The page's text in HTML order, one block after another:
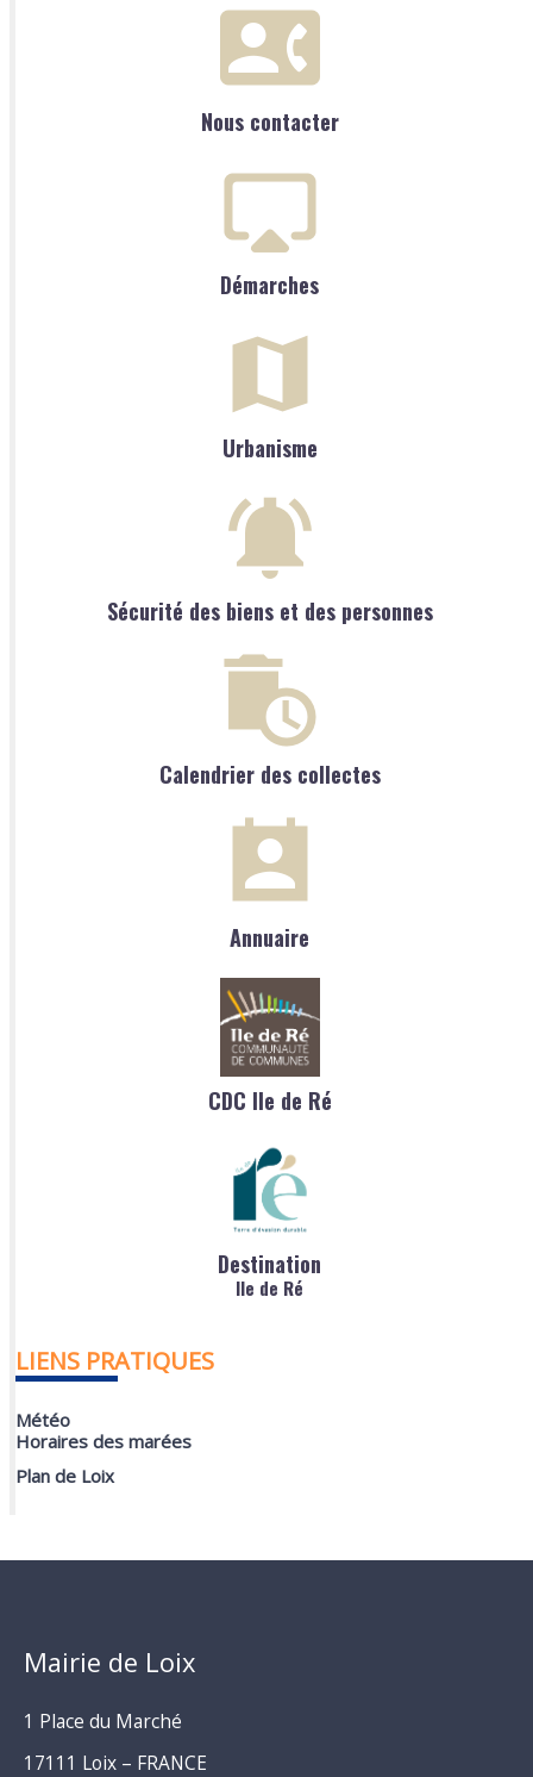
Nous contacter
Démarches
Urbanisme
Sécurité des biens et des personnes
Calendrier des collectes
Annuaire
CDC Ile de Ré
Destination
Ile de Ré
LIENS PRATIQUES
Météo
Horaires des marées
Plan de Loix
Mairie de Loix
1 Place du Marché
17111 Loix – FRANCE